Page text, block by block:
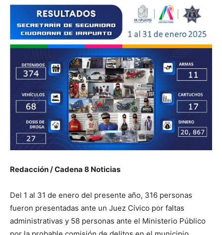
Redacción / Cadena 8 Noticias
Del 1 al 31 de enero del presente año, 316 personas
fueron presentadas ante un Juez Cívico por faltas
administrativas y 58 personas ante el Ministerio Público